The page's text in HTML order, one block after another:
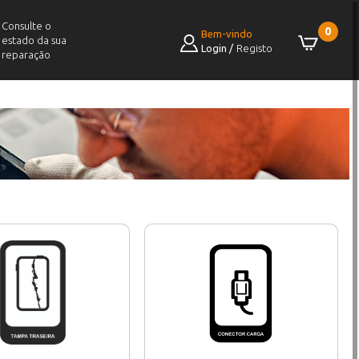
Consulte o
estado da sua
reparação
0
Bem-vindo
Login / Registo